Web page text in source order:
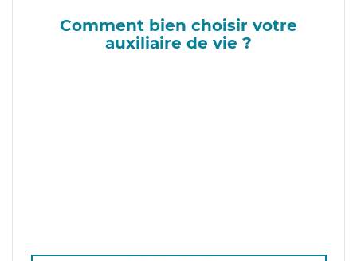
Comment bien choisir votre
auxiliaire de vie ?